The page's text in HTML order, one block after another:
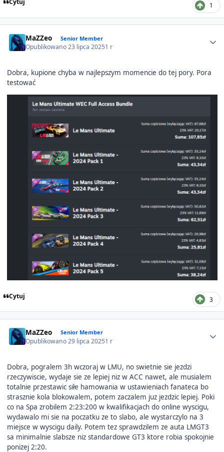
Cytuj 1
MaZZeo Senior Member
Opublikowano23 lipca 20251 r
Dobra, kupione chyba w najlepszym momencie do tej pory. Pora
testować
Cytuj 3
MaZZeo Senior Member
Opublikowano29 lipca 20251 r
Dobra, pogralem 3h wczoraj w LMU, no swietnie sie jezdzi
rzeczywiscie, wydaje sie ze lepiej niz w ACC nawet, ale musialem
totalnie przestawic siłe hamowania w ustawieniach fanateca bo
strasznie kola blokowalem, potem zaczalem juz jezdzic lepiej. Poki
co na Spa zrobilem 2:23:200 w kwalifikacjach do online wyscigu,
wydawalo mi sie na poczatku ze to slabo, ale wystarczylo na 3
miejsce w wyscigu daily. Potem tez sprawdzilem ze auta LMGT3
sa minimalnie slabsze niz standardowe GT3 ktore robia spokojnie
ponizej 2:20.